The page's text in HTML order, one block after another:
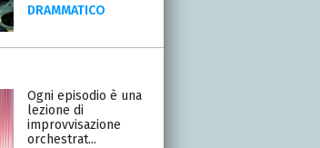
DRAMMATICO
Ogni episodio è una
lezione di
improvvisazione
orchestrat...